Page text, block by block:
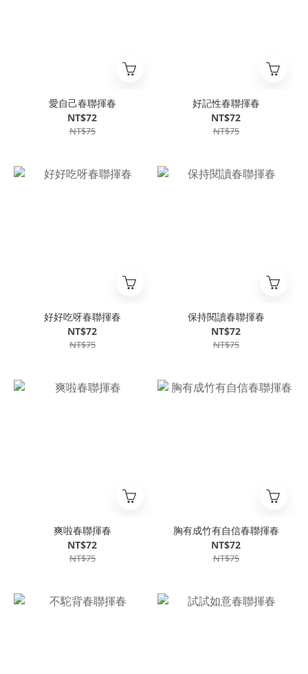
愛自己春聯揮春
NT$72
NT$75
好記性春聯揮春
NT$72
NT$75
好好吃呀春聯揮春
NT$72
NT$75
保持閱讀春聯揮春
NT$72
NT$75
爽啦春聯揮春
NT$72
NT$75
胸有成竹有自信春聯揮春
NT$72
NT$75